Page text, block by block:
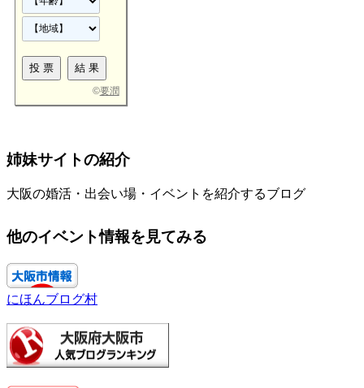
©要潤
姉妹サイトの紹介
大阪の婚活・出会い場・イベントを紹介するブログ
他のイベント情報を見てみる
にほんブログ村